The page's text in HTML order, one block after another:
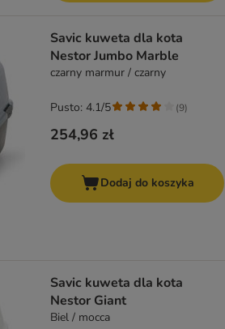
Savic kuweta dla kota
Nestor Jumbo Marble
czarny marmur / czarny
254,96 zł
Pusto: 4.1/5 (9)
Dodaj do koszyka
Savic kuweta dla kota
Nestor Giant
Biel / mocca